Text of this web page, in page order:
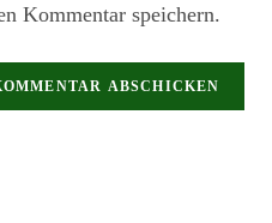
Kommentar speichern.